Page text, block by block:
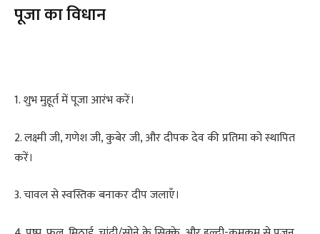
पूजा का विधान
1. शुभ मुहूर्त में पूजा आरंभ करें।
2. लक्ष्मी जी, गणेश जी, कुबेर जी, और दीपक देव की प्रतिमा को स्थापित
करें।
3. चावल से स्वस्तिक बनाकर दीप जलाएँ।